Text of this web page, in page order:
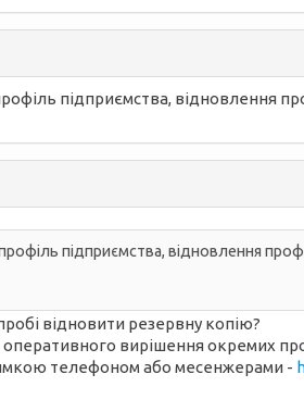
підприємства, відновлення
підприємства, відновлення
відновити резервну копію?
вирішення окремих
телефоном або месенжерами -